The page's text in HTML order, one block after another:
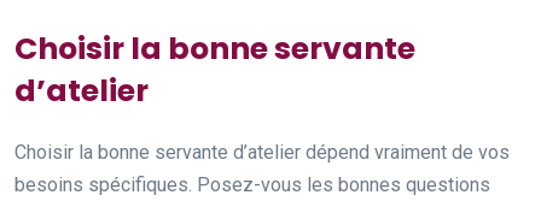
Choisir la bonne servante
d’atelier
Choisir la bonne servante d’atelier dépend vraiment de vos
besoins spécifiques. Posez-vous les bonnes questions